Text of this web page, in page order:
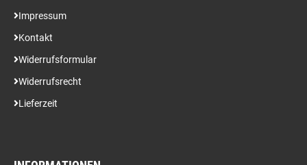
Impressum
Kontakt
Widerrufsformular
Widerrufsrecht
Lieferzeit